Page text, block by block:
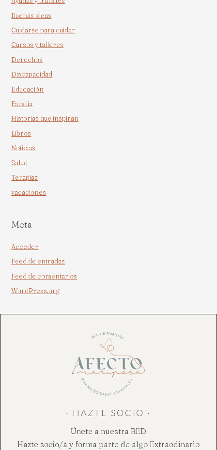
Buenas ideas
Cuidarse para cuidar
Cursos y talleres
Derechos
Discapacidad
Educación
Familia
Historias que inspiran
Libros
Noticias
Salud
Terapias
vacaciones
Meta
Acceder
Feed de entradas
Feed de comentarios
WordPress.org
· HAZTE SOCIO ·
Únete a nuestra RED
Hazte socio/a y forma parte de algo Extraodinario